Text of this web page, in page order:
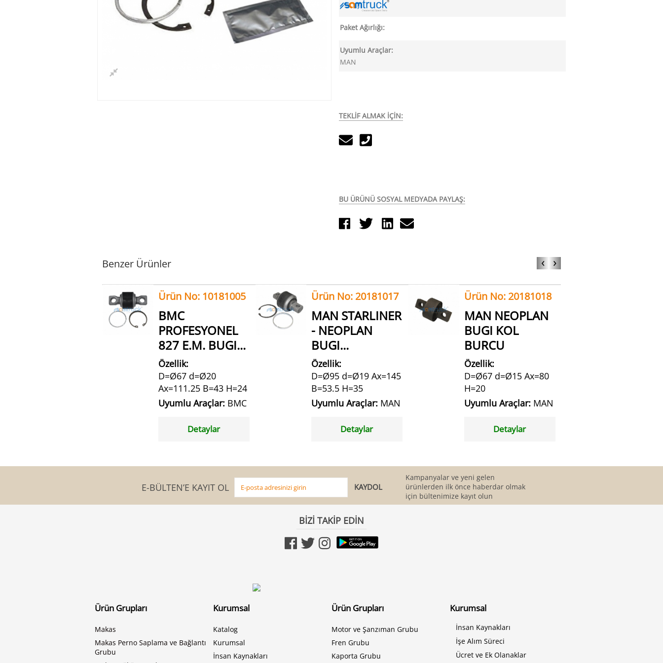
Paket Ağırlığı:
Uyumlu Araçlar:
MAN
TEKLİF ALMAK İÇİN:
BU ÜRÜNÜ SOSYAL MEDYADA PAYLAŞ:
Benzer Ürünler ‹ ›
Ürün No: 10181005
BMC
PROFESYONEL
827 E.M. BUGI...
Özellik:
D=Ø67 d=Ø20
Ax=111.25 B=43 H=24
Uyumlu Araçlar: BMC
Detaylar
Ürün No: 20181017
MAN STARLINER
- NEOPLAN
BUGI...
Özellik:
D=Ø95 d=Ø19 Ax=145
B=53.5 H=35
Uyumlu Araçlar: MAN
Detaylar
Ürün No: 20181018
MAN NEOPLAN
BUGI KOL
BURCU
Özellik:
D=Ø67 d=Ø15 Ax=80
H=20
Uyumlu Araçlar: MAN
Detaylar
E-BÜLTEN’E KAYIT OL
Kampanyalar ve yeni gelen
ürünlerden ilk önce haberdar olmak
için bültenimize kayıt olun
BİZİ TAKİP EDİN
Ürün Grupları
Makas
Makas Perno Saplama ve Bağlantı
Grubu
Kurumsal
Katalog
Kurumsal
İnsan Kaynakları
Ürün Grupları
Motor ve Şanzıman Grubu
Fren Grubu
Kaporta Grubu
Kurumsal
İnsan Kaynakları
İşe Alım Süreci
Ücret ve Ek Olanaklar